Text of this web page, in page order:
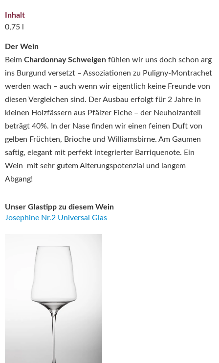
Der Wein
Beim Chardonnay Schweigen fühlen wir uns doch schon arg
ins Burgund versetzt – Assoziationen zu Puligny-Montrachet
werden wach – auch wenn wir eigentlich keine Freunde von
diesen Vergleichen sind. Der Ausbau erfolgt für 2 Jahre in
kleinen Holzfässern aus Pfälzer Eiche – der Neuholzanteil
beträgt 40%. In der Nase finden wir einen feinen Duft von
gelben Früchten, Brioche und Williamsbirne. Am Gaumen
saftig, elegant mit perfekt integrierter Barriquenote. Ein
Wein mit sehr gutem Alterungspotenzial und langem
Abgang!
Unser Glastipp zu diesem Wein
Josephine Nr.2 Universal Glas
Inhalt
0,75 l